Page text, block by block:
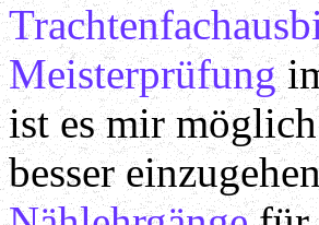
Meisterprüfung
ist es mir
besser